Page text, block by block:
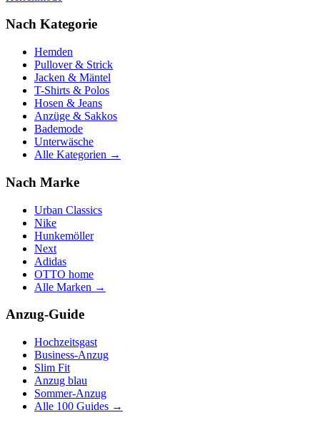
Nach Kategorie
Hemden
Pullover & Strick
Jacken & Mäntel
T-Shirts & Polos
Hosen & Jeans
Anzüge & Sakkos
Bademode
Unterwäsche
Alle Kategorien →
Nach Marke
Urban Classics
Nike
Hunkemöller
Next
Adidas
OTTO home
Alle Marken →
Anzug-Guide
Hochzeitsgast
Business-Anzug
Slim Fit
Anzug blau
Sommer-Anzug
Alle 100 Guides →